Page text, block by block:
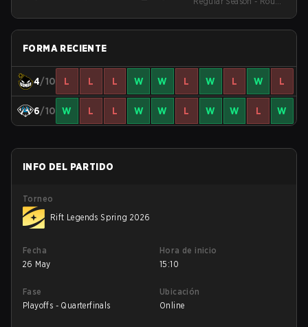
FORMA RECIENTE
4/10 L L L W W L W L W L
6/10 W L L W W L W W L W
INFO DEL PARTIDO
Torneo
Rift Legends Spring 2026
Fecha
26 May
Hora de inicio
15:10
Fase
Playoffs - Quarterfinals
Ubicación
Online